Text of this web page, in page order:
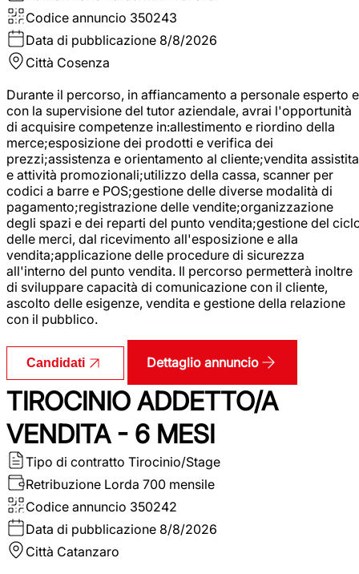
Codice annuncio 350243
Data di pubblicazione 8/8/2026
Città Cosenza
Durante il percorso, in affiancamento a personale esperto e
con la supervisione del tutor aziendale, avrai l'opportunità
di acquisire competenze in:allestimento e riordino della
merce;esposizione dei prodotti e verifica dei
prezzi;assistenza e orientamento al cliente;vendita assistita
e attività promozionali;utilizzo della cassa, scanner per
codici a barre e POS;gestione delle diverse modalità di
pagamento;registrazione delle vendite;organizzazione
degli spazi e dei reparti del punto vendita;gestione del
delle merci, dal ricevimento all'esposizione e alla
vendita;applicazione delle procedure di sicurezza
all'interno del punto vendita. Il percorso permetterà inoltre
di sviluppare capacità di comunicazione con il cliente,
ascolto delle esigenze, vendita e gestione della relazione
con il pubblico.
Candidati Dettaglio annuncio
TIROCINIO ADDETTO/A
VENDITA - 6 MESI
Tipo di contratto Tirocinio/Stage
Retribuzione Lorda 700 mensile
Codice annuncio 350242
Data di pubblicazione 8/8/2026
Città Catanzaro